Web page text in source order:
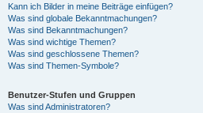
Kann ich Bilder in meine Beiträge einfügen?
Was sind globale Bekanntmachungen?
Was sind Bekanntmachungen?
Was sind wichtige Themen?
Was sind geschlossene Themen?
Was sind Themen-Symbole?
Benutzer-Stufen und Gruppen
Was sind Administratoren?